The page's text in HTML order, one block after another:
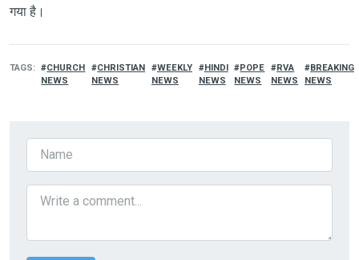
गया है।
TAGS
CHURCH
NEWS
CHRISTIAN
NEWS
WEEKLY
NEWS
HINDI
NEWS
POPE
NEWS
RVA
NEWS
BREAKING
NEWS